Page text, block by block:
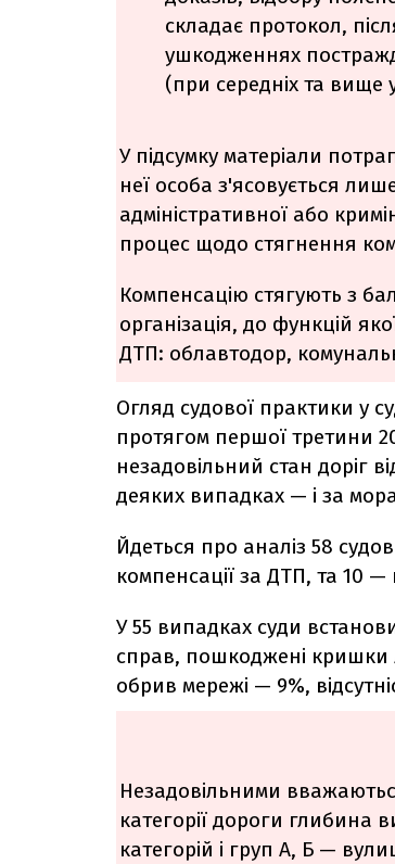
складає протокол,
ушкодженнях
(при середніх та
У підсумку матеріали
неї особа з'ясовується
адміністративної або
процес щодо стягнення
Компенсацію стягують з
організація, до функцій
ДТП: облавтодор,
Огляд судової практики у
протягом першої третини
незадовільний стан доріг
деяких випадках — і за
Йдеться про аналіз 58
компенсації за ДТП, та 10
У 55 випадках суди
справ, пошкоджені кришки
обрив мережі — 9%,
Незадовільними
категорії дороги глибина
категорій і груп А, Б —